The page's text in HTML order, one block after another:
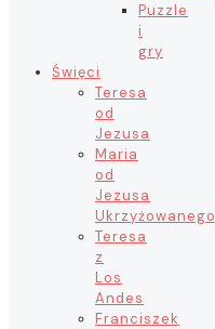
Puzzle
i
gry
Święci
Teresa
od
Jezusa
Maria
od
Jezusa
Ukrzyżowanego
Teresa
z
Los
Andes
Franciszek